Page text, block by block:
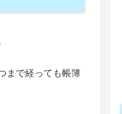
まで経っても帳簿